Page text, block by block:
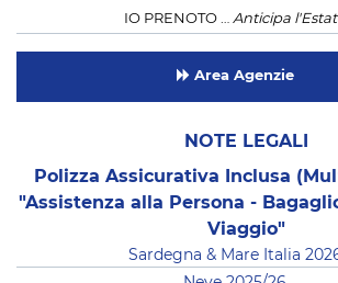
IO PRENOTO … Anticipa
Area Agenzie
NOTE LEGALI
Polizza Assicurativa Inclusa
"Assistenza alla Persona -
Viaggio"
Sardegna & Mare Italia